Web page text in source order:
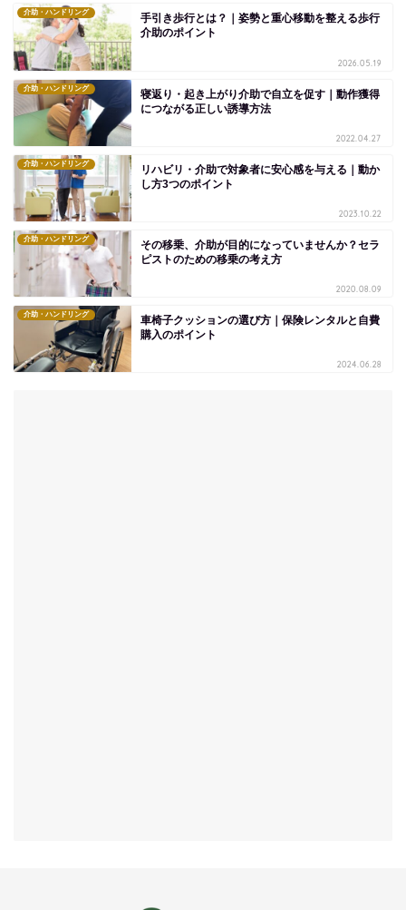
介助・ハンドリング
手引き歩行とは？｜姿勢と重心移動を整える歩行
介助のポイント
2026.05.19
介助・ハンドリング
寝返り・起き上がり介助で自立を促す｜動作獲得
につながる正しい誘導方法
2022.04.27
介助・ハンドリング
リハビリ・介助で対象者に安心感を与える｜動か
し方3つのポイント
2023.10.22
介助・ハンドリング
その移乗、介助が目的になっていませんか？セラ
ピストのための移乗の考え方
2020.08.09
介助・ハンドリング
車椅子クッションの選び方｜保険レンタルと自費
購入のポイント
2024.06.28